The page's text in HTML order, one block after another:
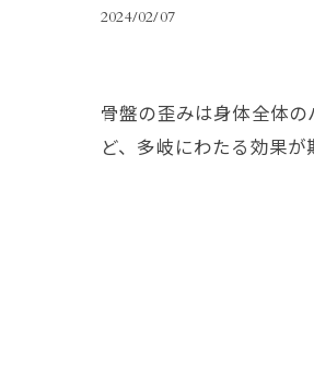
2024/02/07
骨盤の歪みは身体全体
ど、多岐にわたる効果